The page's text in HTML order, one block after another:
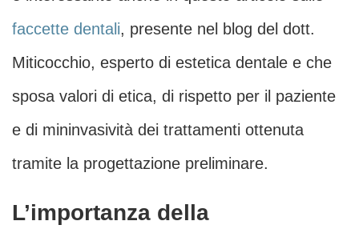
faccette dentali, presente nel blog del dott.
Miticocchio, esperto di estetica dentale e che
sposa valori di etica, di rispetto per il paziente
e di mininvasività dei trattamenti ottenuta
tramite la progettazione preliminare.
L’importanza della